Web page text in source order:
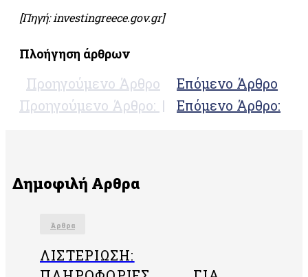
Συστήματα
και της
ασφάλειας
στην
[Πηγή: investingreece.gov.gr]
Πλοήγηση άρθρων
Προηγούμενο Άρθρο
Προηγούμενο Άρθρο:
Επόμενο Άρθρο
Επόμενο Άρθρο:
Δημοφιλή Αρθρα
Άρθρα
ΛΙΣΤΕΡΊΩΣΗ: